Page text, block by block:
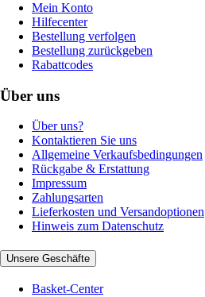
Mein Konto
Hilfecenter
Bestellung verfolgen
Bestellung zurückgeben
Rabattcodes
Über uns
Über uns?
Kontaktieren Sie uns
Allgemeine Verkaufsbedingungen
Rückgabe & Erstattung
Impressum
Zahlungsarten
Lieferkosten und Versandoptionen
Hinweis zum Datenschutz
Unsere Geschäfte
Basket-Center